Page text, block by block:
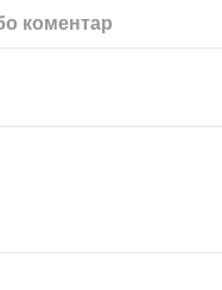
коментар